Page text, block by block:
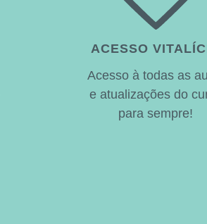
ACESSO
Acesso à todas as
e atualizações do
para sempre!